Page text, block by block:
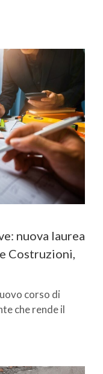
nuova laurea
Costruzioni,
corso di
che rende il